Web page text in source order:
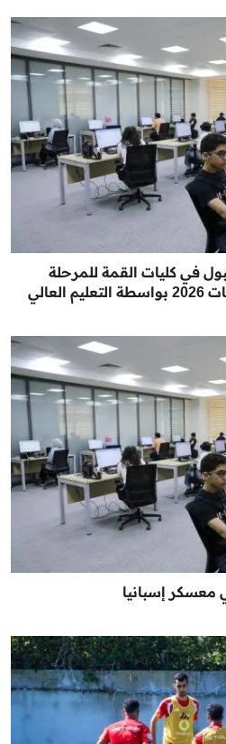
في كليات القمة للمرحلة
معسكر إسبانيا